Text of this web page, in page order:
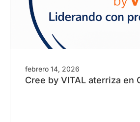
febrero 14, 2026
Cree by VITAL aterriza en